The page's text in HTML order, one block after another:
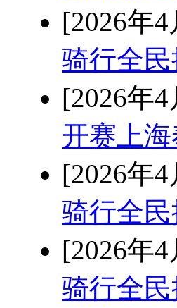
[2026年4
骑行全
[2026年4
开赛上
[2026年4
骑行全
[2026年4
骑行全